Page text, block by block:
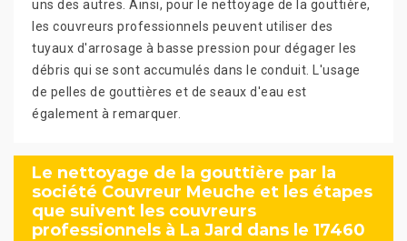
uns des autres. Ainsi, pour le nettoyage de la gouttière,
les couvreurs professionnels peuvent utiliser des
tuyaux d'arrosage à basse pression pour dégager les
débris qui se sont accumulés dans le conduit. L'usage
de pelles de gouttières et de seaux d'eau est
également à remarquer.
Le nettoyage de la gouttière par la
société Couvreur Meuche et les étapes
que suivent les couvreurs
professionnels à La Jard dans le 17460